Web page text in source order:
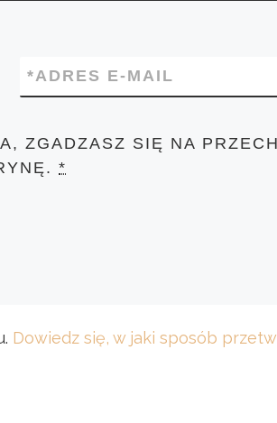
ADRES E-MAIL
*
ZGADZASZ SIĘ NA
*
Dowiedz się, w jaki sposób